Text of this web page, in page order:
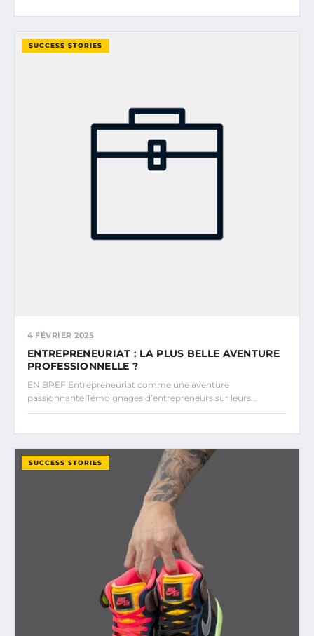
SUCCESS STORIES
4 FÉVRIER 2025
ENTREPRENEURIAT : LA PLUS BELLE AVENTURE
PROFESSIONNELLE ?
EN BREF Entrepreneuriat comme une aventure
passionnante Témoignages d’entrepreneurs sur leurs…
SUCCESS STORIES